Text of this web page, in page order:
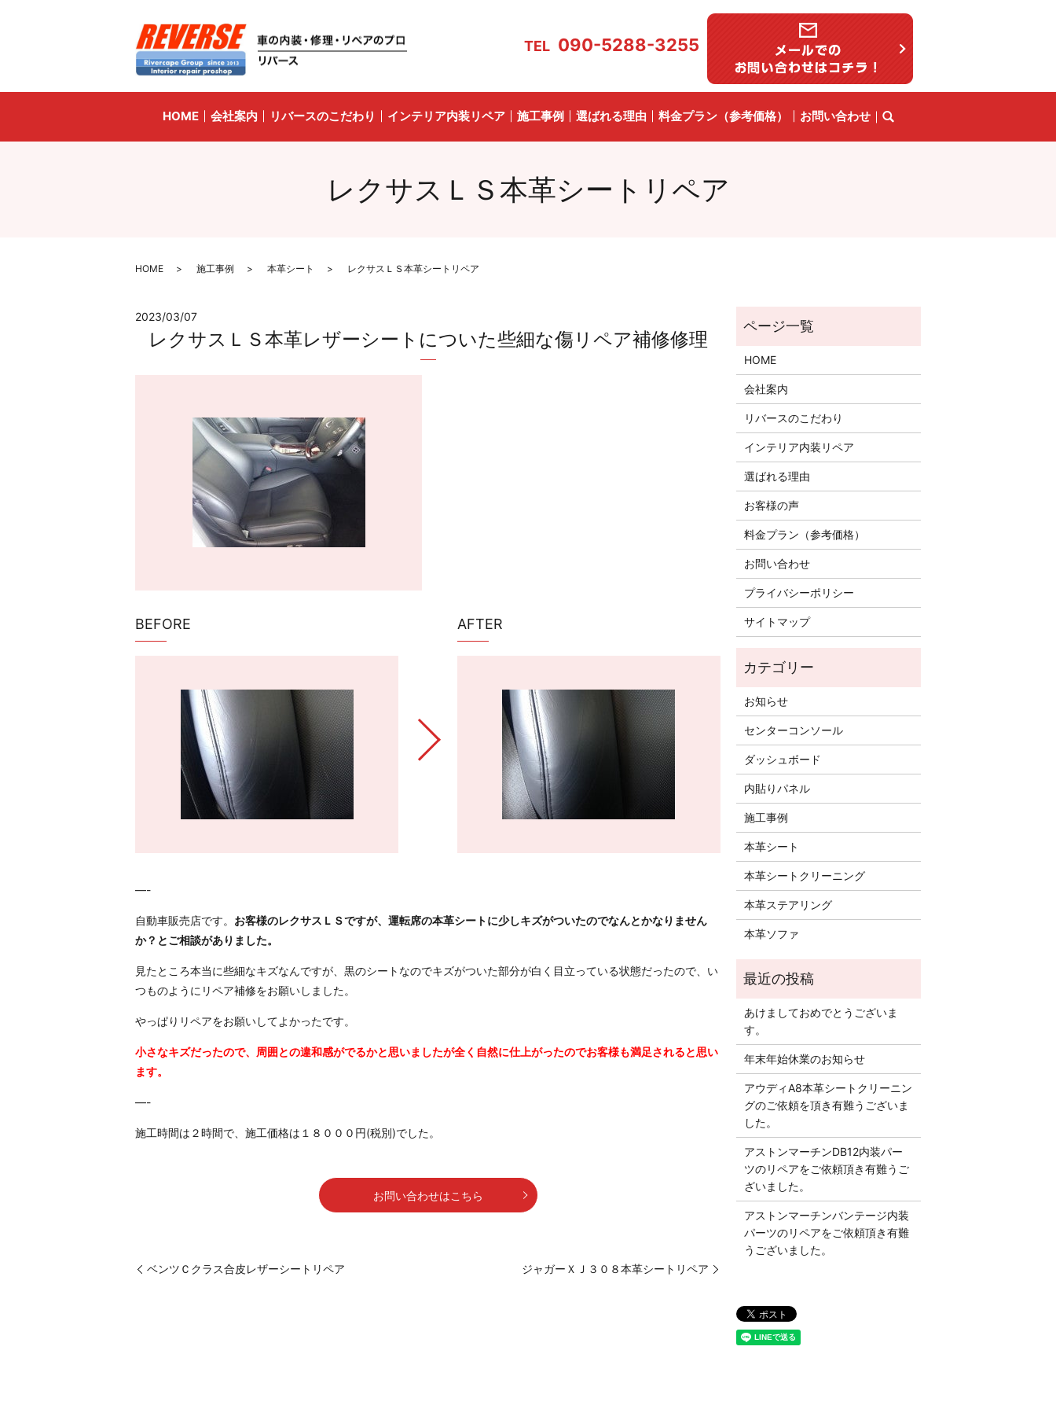
HOME 会社案内 リバースのこだわり インテリア内装リペア 施工事例 選ばれる理由 料金プラン（参考価格） お問い合わせ
TEL 090-5288-3255
レクサスＬＳ本革シートリペア
HOME 施工事例 本革シート レクサスＬＳ本革シートリペア
2023/03/07
レクサスＬＳ本革レザーシートについた些細な傷リペア補修修理
BEFORE AFTER
—-
自動車販売店です。 お客様のレクサスＬＳですが、運転席の本革シートに少しキズがついたのでなんとかなりません
か？とご相談がありました。
見たところ本当に些細なキズなんですが、黒のシートなのでキズがついた部分が白く目立っている状態だったので、い
つものようにリペア補修をお願いしました。
やっぱりリペアをお願いしてよかったです。
小さなキズだったので、周囲との違和感がでるかと思いましたが全く自然に仕上がったのでお客様も満足されると思い
ます。
—-
施工時間は２時間で、施工価格は１８０００円(税別)でした。
お問い合わせはこちら
ベンツＣクラス合皮レザーシートリペア ジャガーＸＪ３０８本革シートリペア
HOME
会社案内
リバースのこだわり
インテリア内装リペア
選ばれる理由
お客様の声
料金プラン（参考価格）
お問い合わせ
プライバシーポリシー
サイトマップ
お知らせ
センターコンソール
ダッシュボード
内貼りパネル
施工事例
本革シート
本革シートクリーニング
本革ステアリング
本革ソファ
あけましておめでとうございま
す。
年末年始休業のお知らせ
アウディA8本革シートクリーニン
グのご依頼を頂き有難うございま
した。
アストンマーチンDB12内装パー
ツのリペアをご依頼頂き有難うご
ざいました。
アストンマーチンバンテージ内装
パーツのリペアをご依頼頂き有難
うございました。